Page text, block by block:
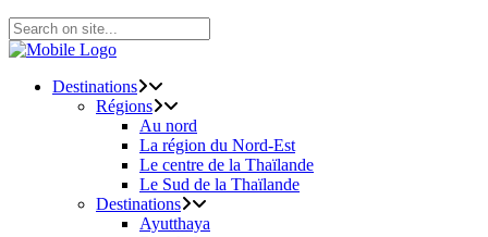
Destinations
Régions
Au nord
La région du Nord-Est
Le centre de la Thaïlande
Le Sud de la Thaïlande
Destinations
Ayutthaya